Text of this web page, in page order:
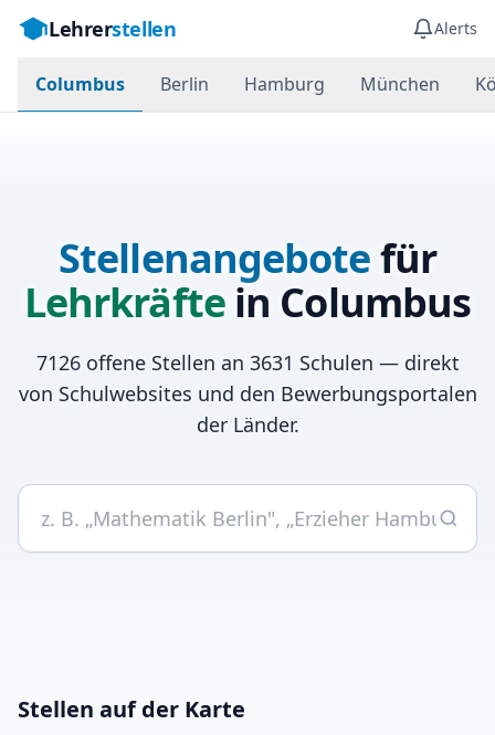
Lehrerstellen Alerts
Columbus Berlin Hamburg München
Stellenangebotefür
Lehrkräfte in Columbus
7126offene Stellen an 3631 Schulen — direkt
von Schulwebsites und den Bewerbungsportalen
der Länder.
Stellen auf der Karte